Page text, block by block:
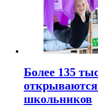
Более 135
школьников